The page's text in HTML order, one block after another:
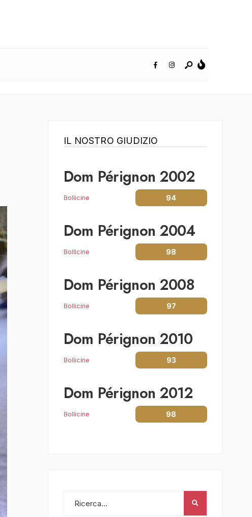
IL NOSTRO GIUDIZIO
Dom Pérignon 2002
Bollicine 94
Dom Pérignon 2004
Bollicine 98
Dom Pérignon 2008
Bollicine 97
Dom Pérignon 2010
Bollicine 93
Dom Pérignon 2012
Bollicine 98